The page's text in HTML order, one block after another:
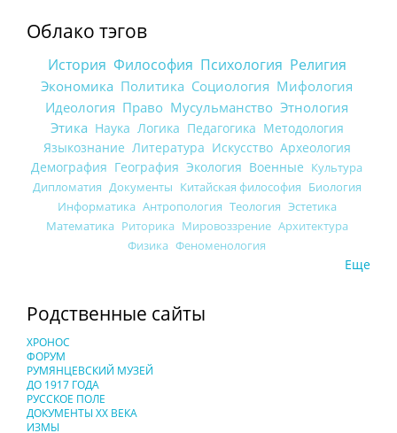
Облако тэгов
История Философия Психология Религия
Экономика Политика Социология Мифология
Идеология Право Мусульманство Этнология
Этика Наука Логика Педагогика Методология
Языкознание Литература Искусство Археология
Демография География Экология Военные Культура
Дипломатия Документы Китайская философия Биология
Информатика Антропология Теология Эстетика
Математика Риторика Мировоззрение Архитектура
Физика Феноменология
Еще
Родственные сайты
ХРОНОС
ФОРУМ
РУМЯНЦЕВСКИЙ МУЗЕЙ
ДО 1917 ГОДА
РУССКОЕ ПОЛЕ
ДОКУМЕНТЫ XX ВЕКА
ИЗМЫ